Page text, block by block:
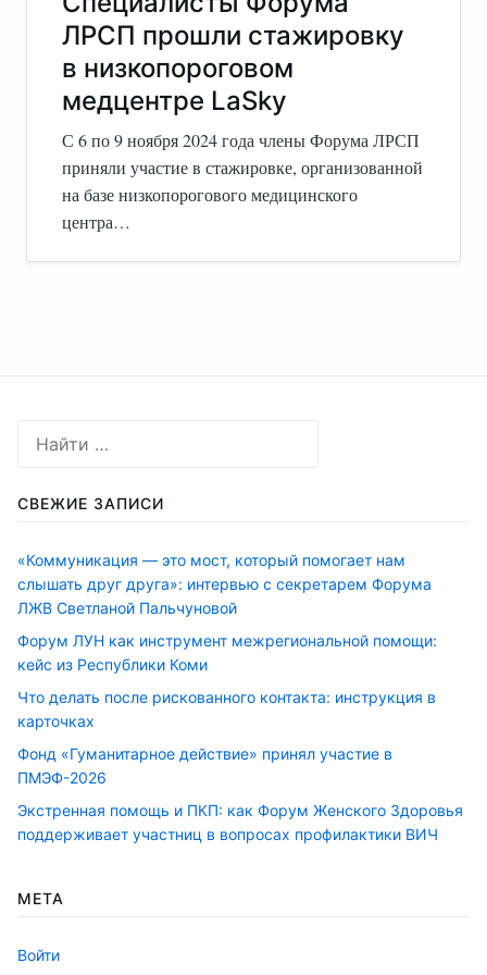
ЛРСП прошли стажировку
в низкопороговом
медцентре LaSky
С 6 по 9 ноября 2024 года члены Форума ЛРСП
приняли участие в стажировке, организованной
на базе низкопорогового медицинского
центра…
СВЕЖИЕ ЗАПИСИ
«Коммуникация — это мост, который помогает нам
слышать друг друга»: интервью с секретарем Форума
ЛЖВ Светланой Пальчуновой
Форум ЛУН как инструмент межрегиональной помощи:
кейс из Республики Коми
Что делать после рискованного контакта: инструкция в
карточках
Фонд «Гуманитарное действие» принял участие в
ПМЭФ-2026
Экстренная помощь и ПКП: как Форум Женского Здоровья
поддерживает участниц в вопросах профилактики ВИЧ
МЕТА
Войти